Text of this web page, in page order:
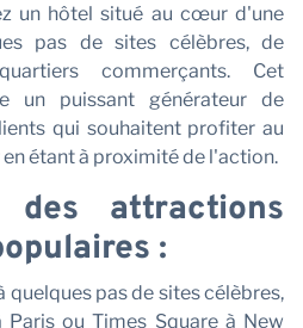
un hôtel situé au cœur d'une
pas de sites célèbres, de
commerçants. Cet
un puissant générateur de
qui souhaitent profiter au
étant à proximité de l'action.
des attractions
:
quelques pas de sites célèbres,
ou Times Square à New